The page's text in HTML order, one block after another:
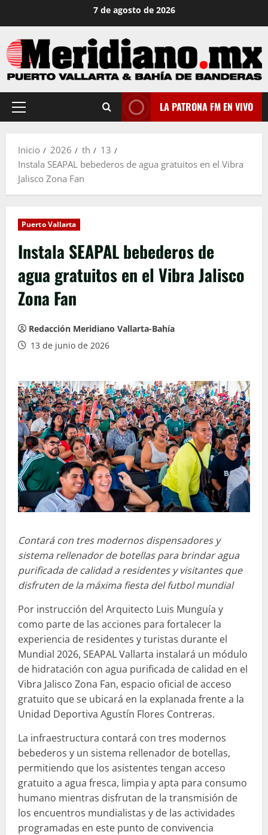
contenido
7 de agosto de 2026
Menú
LA PATRONA FM EN VIVO
Inicio 2026 th
13
Instala SEAPAL bebederos de agua gratuitos en el Vibra
Jalisco Zona Fan
Puerto Vallarta
Instala SEAPAL bebederos de
agua gratuitos en el Vibra Jalisco
Zona Fan
Redacción Meridiano Vallarta-Bahía
13 de junio de 2026
Contará con tres modernos dispensadores y
sistema rellenador de botellas para brindar agua
purificada de calidad a residentes y visitantes que
disfruten de la máxima fiesta del futbol mundial
Por instrucción del Arquitecto Luis Munguía y
como parte de las acciones para fortalecer la
experiencia de residentes y turistas durante el
Mundial 2026, SEAPAL Vallarta instalará un módulo
de hidratación con agua purificada de calidad en el
Vibra Jalisco Zona Fan, espacio oficial de acceso
gratuito que se ubicará en la explanada frente a la
Unidad Deportiva Agustín Flores Contreras.
La infraestructura contará con tres modernos
bebederos y un sistema rellenador de botellas,
permitiendo que los asistentes tengan acceso
gratuito a agua fresca, limpia y apta para consumo
humano mientras disfrutan de la transmisión de
los encuentros mundialistas y de las actividades
programadas en este punto de convivencia